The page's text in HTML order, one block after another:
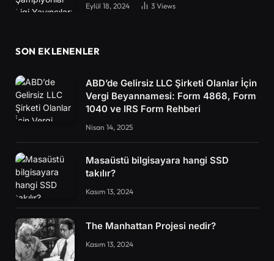
Eylül 18, 2024 3 Views
SON EKLENENLER
ABD’de Gelirsiz LLC Şirketi Olanlar İçin
Vergi Beyannamesi: Form 4868, Form
1040 ve IRS Form Rehberi
Nisan 14, 2025
Masaüstü bilgisayara hangi SSD
takılır?
Kasım 13, 2024
The Manhattan Projesi nedir?
Kasım 13, 2024